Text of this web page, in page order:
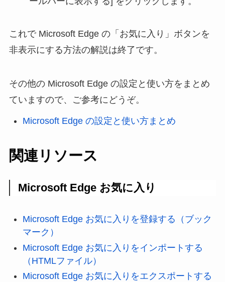
これで Microsoft Edge の「お気に入り」ボタンを
非表示にする方法の解説は終了です。
その他の Microsoft Edge の設定と使い方をまとめ
ていますので、ご参考にどうぞ。
Microsoft Edge の設定と使い方まとめ
関連リソース
Microsoft Edge お気に入り
Microsoft Edge お気に入りを登録する（ブック
マーク）
Microsoft Edge お気に入りをインポートする
（HTMLファイル）
Microsoft Edge お気に入りをエクスポートする